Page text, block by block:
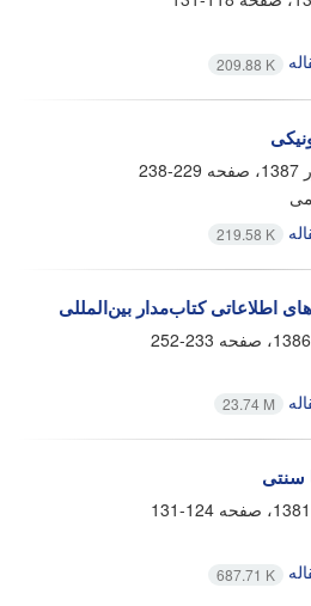
209.88 K
229-238
219.58 K
اطلاعاتی کتاب‌مدار بین‌المللی
233-252
23.74 M
سنتی
124-131
687.71 K